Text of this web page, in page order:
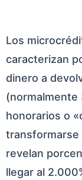
Los
caracterizan
dinero a
(normalmente
honorarios o
transformarse
revelan
llegar al